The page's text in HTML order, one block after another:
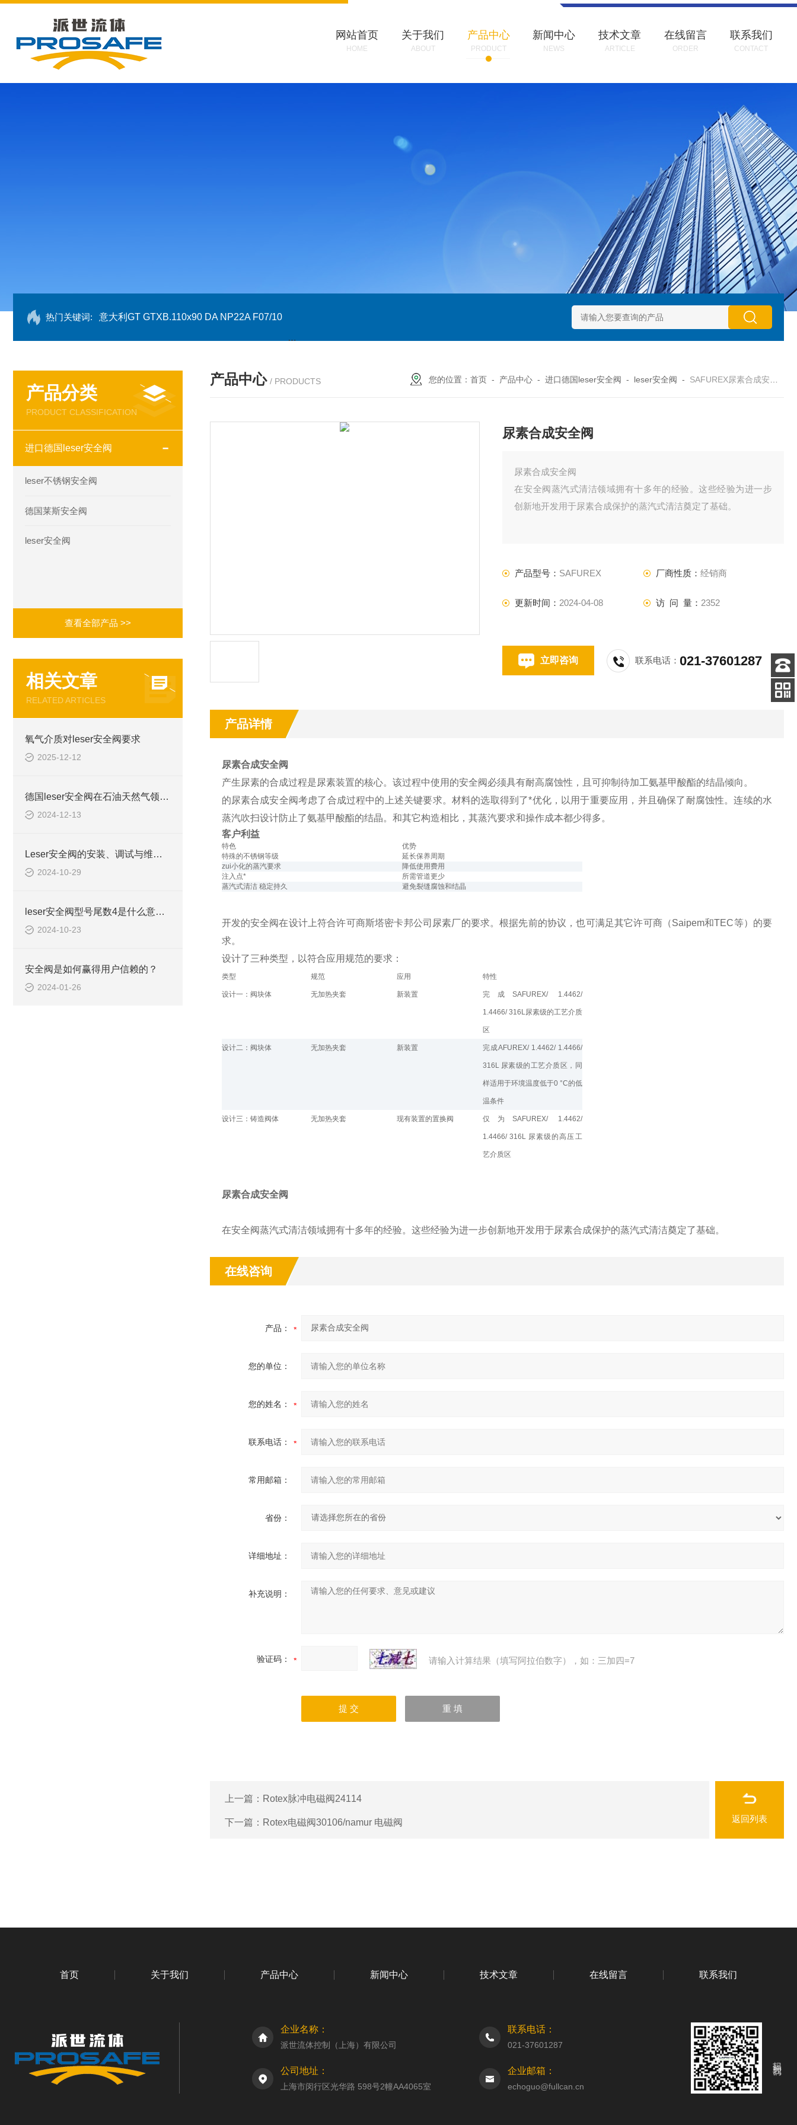
网站首页
HOME
关于我们
ABOUT
产品中心
PRODUCT
新闻中心
NEWS
技术文章
ARTICLE
在线留言
ORDER
联系我们
CONTACT
热门关键词: 意大利GT GTXB.110x90 DA NP22A F07/10 意大利GT气动执行器型号GTXB 127_GTXB 160 意大利GT气动执行器
产品分类
PRODUCT CLASSIFICATION
进口德国leser安全阀
leser不锈钢安全阀
德国莱斯安全阀
leser安全阀
查看全部产品 >>
相关文章
RELATED ARTICLES
氧气介质对leser安全阀要求
2025-12-12
德国leser安全阀在石油天然气领域应用情况
2024-12-13
Leser安全阀的安装、调试与维护指南
2024-10-29
leser安全阀型号尾数4是什么意思4373.2604
2024-10-23
安全阀是如何赢得用户信赖的？
2024-01-26
产品中心 / PRODUCTS 您的位置：首页 - 产品中心 -进口德国leser安全阀 - leser安全阀 - SAFUREX尿素合成安全阀
尿素合成安全阀
尿素合成安全阀
在安全阀蒸汽式清洁领域拥有十多年的经验。这些经验为进一步
创新地开发用于尿素合成保护的蒸汽式清洁奠定了基础。
产品型号： SAFUREX 厂商性质： 经销商
更新时间： 2024-04-08 访 问 量： 2352
立即咨询 联系电话：021-37601287
产品详情
尿素合成安全阀
产生尿素的合成过程是尿素装置的核心。该过程中使用的安全阀必须具有耐高腐蚀性，且可抑制待加工氨基甲酸酯的结晶倾向。
的尿素合成安全阀考虑了合成过程中的上述关键要求。材料的选取得到了*优化，以用于重要应用，并且确保了耐腐蚀性。连续的水
蒸汽吹扫设计防止了氨基甲酸酯的结晶。和其它构造相比，其蒸汽要求和操作成本都少得多。
客户利益
特色
优势
特殊的不锈钢等级
延长保养周期
zui小化的蒸汽要求
降低使用费用
注入点*
所需管道更少
蒸汽式清洁 稳定持久
避免裂缝腐蚀和结晶
开发的安全阀在设计上符合许可商斯塔密卡邦公司尿素厂的要求。根据先前的协议，也可满足其它许可商（Saipem和TEC等）的要
求。
设计了三种类型，以符合应用规范的要求：
类型 规范 应用 特性
设计一：阀块体 无加热夹套 新装置 完成SAFUREX/ 1.4462/
1.4466/ 316L尿素级的工艺介质
区
设计二：阀块体 无加热夹套 新装置 完成AFUREX/ 1.4462/ 1.4466/
316L 尿素级的工艺介质区，同
样适用于环境温度低于0 °C的低
温条件
设计三：铸造阀体 无加热夹套 现有装置的置换阀 仅为SAFUREX/ 1.4462/
1.4466/ 316L 尿素级的高压工
艺介质区
尿素合成安全阀
在安全阀蒸汽式清洁领域拥有十多年的经验。这些经验为进一步创新地开发用于尿素合成保护的蒸汽式清洁奠定了基础。
在线咨询
产品：
您的单位：
您的姓名：
联系电话：
常用邮箱：
省份：
详细地址：
补充说明：
验证码： 请输入计算结果（填写阿拉伯数字），如：三加四=7
上一篇： Rotex脉冲电磁阀24114
下一篇： Rotex电磁阀30106/namur 电磁阀 返回列表
首页 关于我们 产品中心 新闻中心 技术文章 在线留言 联系我们
企业名称：
派世流体控制（上海）有限公司
联系电话：
021-37601287
公司地址：
上海市闵行区光华路 598号2幢AA4065室
企业邮箱：
echoguo@fullcan.cn
客服
电话